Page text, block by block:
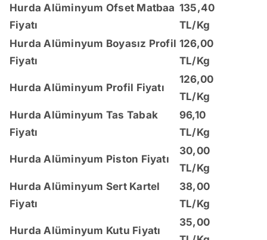
Hurda Alüminyum Ofset Matbaa
Fiyatı
135,40
TL/Kg
Hurda Alüminyum Boyasız Profil
Fiyatı
126,00
TL/Kg
Hurda Alüminyum Profil Fiyatı
126,00
TL/Kg
Hurda Alüminyum Tas Tabak
Fiyatı
96,10
TL/Kg
Hurda Alüminyum Piston Fiyatı
30,00
TL/Kg
Hurda Alüminyum Sert Kartel
Fiyatı
38,00
TL/Kg
Hurda Alüminyum Kutu Fiyatı
35,00